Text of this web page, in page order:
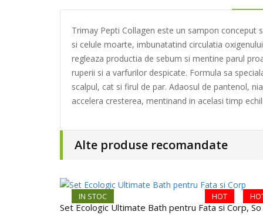
Trimay Pepti Collagen este un sampon conceput
si celule moarte, imbunatatind circulatia
regleaza productia de sebum si mentine parul
ruperii si a varfurilor despicate. Formula sa
scalpul, cat si firul de par. Adaosul de pantenol,
accelera cresterea, mentinand in acelasi timp
Alte produse recomandate
HOT
IN STOC
Set Ecologic Ultimate Bath pentru Fata si Corp, So